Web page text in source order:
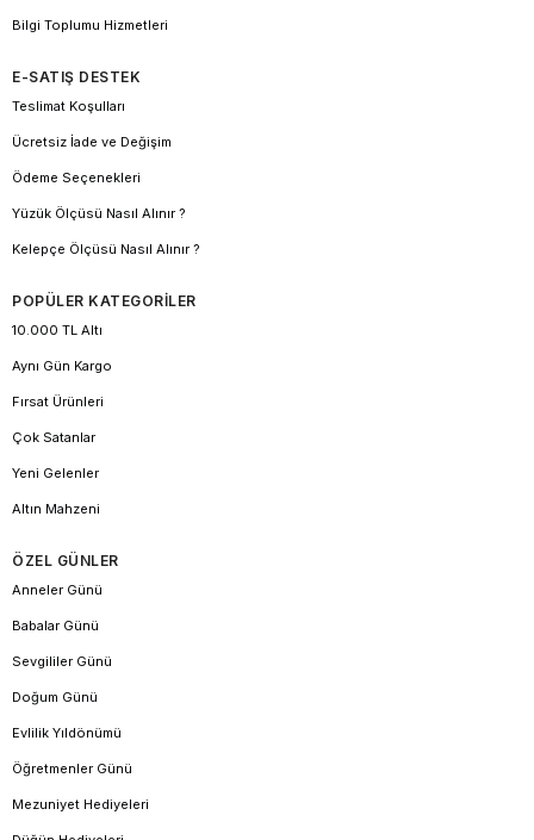
Bilgi Toplumu Hizmetleri
E-SATIŞ DESTEK
Teslimat Koşulları
Ücretsiz İade ve Değişim
Ödeme Seçenekleri
Yüzük Ölçüsü Nasıl Alınır ?
Kelepçe Ölçüsü Nasıl Alınır ?
POPÜLER KATEGORİLER
10.000 TL Altı
Aynı Gün Kargo
Fırsat Ürünleri
Çok Satanlar
Yeni Gelenler
Altın Mahzeni
ÖZEL GÜNLER
Anneler Günü
Babalar Günü
Sevgililer Günü
Doğum Günü
Evlilik Yıldönümü
Öğretmenler Günü
Mezuniyet Hediyeleri